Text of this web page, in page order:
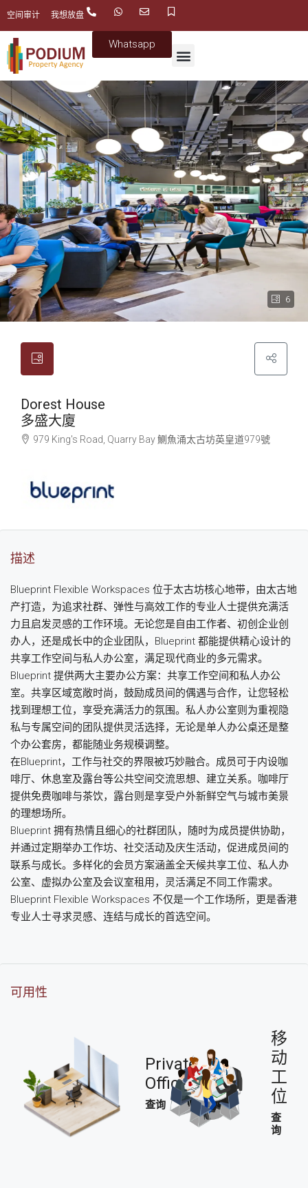
空间审计 我想放盘
Whatsapp
6
Dorest House
多盛大廈
979 King's Road, Quarry Bay鰂魚涌太古坊英皇道979號
描述
Blueprint Flexible Workspaces 位于太古坊核心地带，由太古地
产打造，为追求社群、弹性与高效工作的专业人士提供充满活
力且启发灵感的工作环境。无论您是自由工作者、初创企业创
办人，还是成长中的企业团队，Blueprint 都能提供精心设计的
共享工作空间与私人办公室，满足现代商业的多元需求。
Blueprint 提供两大主要办公方案：共享工作空间和私人办公
室。共享区域宽敞时尚，鼓励成员间的偶遇与合作，让您轻松
找到理想工位，享受充满活力的氛围。私人办公室则为重视隐
私与专属空间的团队提供灵活选择，无论是单人办公桌还是整
个办公套房，都能随业务规模调整。
在Blueprint，工作与社交的界限被巧妙融合。成员可于内设咖
啡厅、休息室及露台等公共空间交流思想、建立关系。咖啡厅
提供免费咖啡与茶饮，露台则是享受户外新鲜空气与城市美景
的理想场所。
Blueprint 拥有热情且细心的社群团队，随时为成员提供协助，
并通过定期举办工作坊、社交活动及庆生活动，促进成员间的
联系与成长。多样化的会员方案涵盖全天候共享工位、私人办
公室、虚拟办公室及会议室租用，灵活满足不同工作需求。
Blueprint Flexible Workspaces 不仅是一个工作场所，更是香港
专业人士寻求灵感、连结与成长的首选空间。
可用性
Private
Office
查询
移
动
工
位
查
询